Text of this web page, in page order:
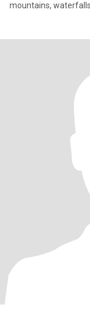
mountains,